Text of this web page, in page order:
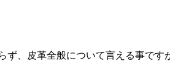
ず、皮革全般について言える事です